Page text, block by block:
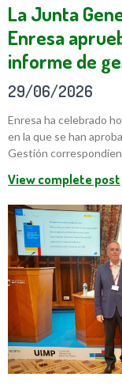
La Junta
Enresa
informe de
29/06/2026
Enresa ha celebrado
en la que se han
Gestión
View complete post